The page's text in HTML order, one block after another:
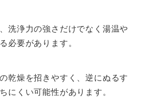
洗浄力の強さだけでなく湯温や
必要があります。
乾燥を招きやすく、逆にぬるす
にくい可能性があります。